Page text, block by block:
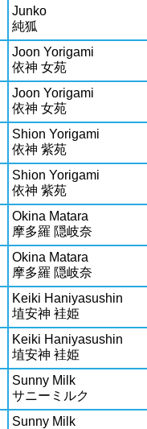
Junko
純狐
Joon Yorigami
依神 女苑
Joon Yorigami
依神 女苑
Shion Yorigami
依神 紫苑
Shion Yorigami
依神 紫苑
Okina Matara
摩多羅 隠岐奈
Okina Matara
摩多羅 隠岐奈
Keiki Haniyasushin
埴安神 袿姫
Keiki Haniyasushin
埴安神 袿姫
Sunny Milk
サニーミルク
Sunny Milk